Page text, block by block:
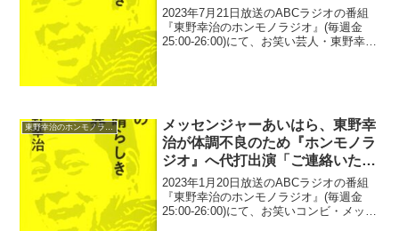
こんさん、なんか嬉しそうにやっ
てはるな」
2023年7月21日放送のABCラジオの番組
『東野幸治のホンモノラジオ』(毎週金
25:00-26:00)にて、お笑い芸人・東野幸治
東野幸治のホンモノラジオ
メッセンジャーあいはら、東野幸
治が体調不良のため『ホンモノラ
ジオ』へ代打出演「ご連絡いただ
きまして、震え上がりましたけど
ね」
2023年1月20日放送のABCラジオの番組
『東野幸治のホンモノラジオ』(毎週金
25:00-26:00)にて、お笑いコンビ・メッセ